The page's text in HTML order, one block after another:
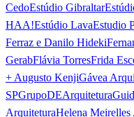
CedoEstúdio Gibraltar
HAA!Estúdio LavaEstudio
Ferraz e Danilo Hideki
GerabFlávia TorresFrida
+ Augusto KenjiGávea
SPGrupoDEArquitetura
ArquiteturaHelena Meirelles